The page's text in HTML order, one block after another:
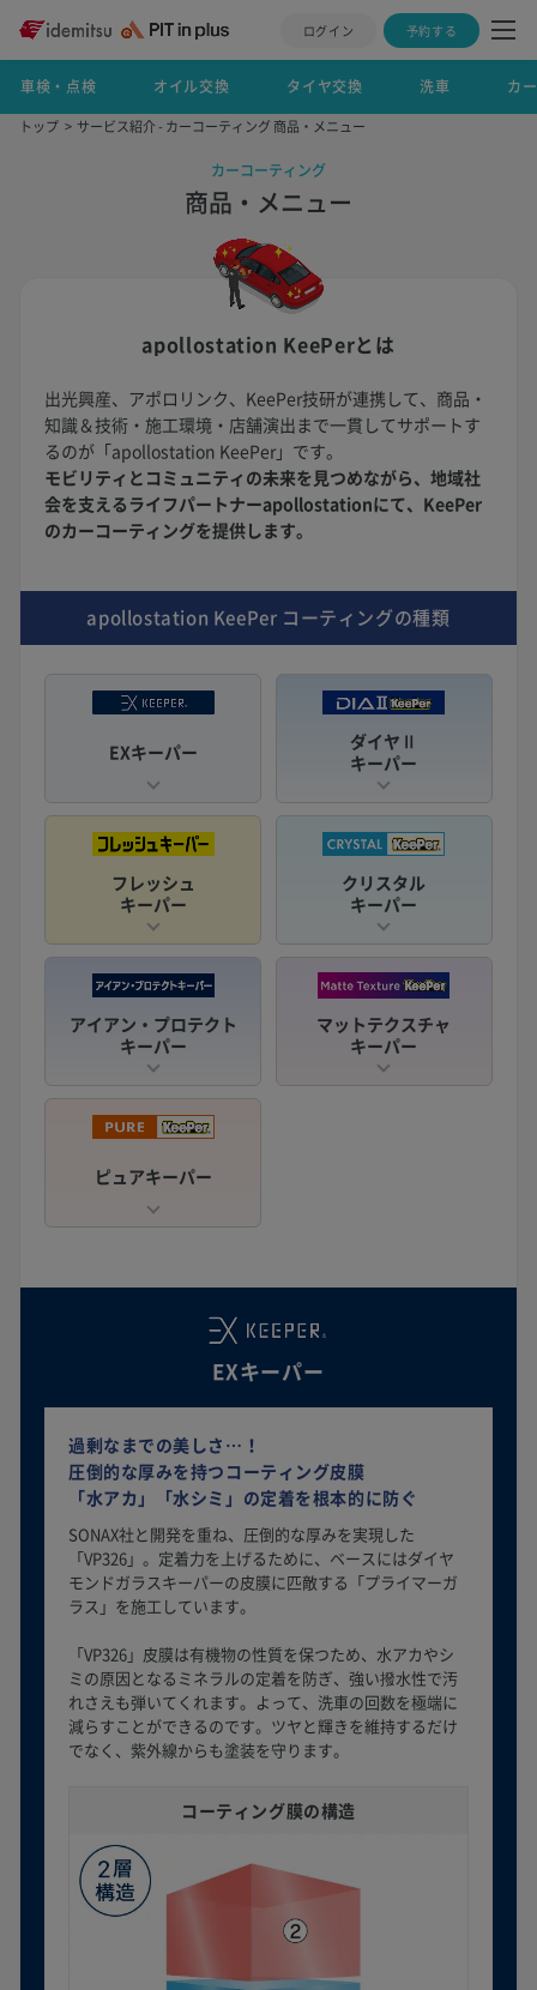
ログイン 予約する
車検・点検 オイル交換 タイヤ交換 洗車 カ
トップ サービス紹介 - カーコーティング 商品・メニュー
カーコーティング
商品・メニュー
apollostation KeePerとは
出光興産、アポロリンク、KeePer技研が連携して、商品・
知識＆技術・施工環境・店舗演出まで一貫してサポートす
るのが「apollostation KeePer」です。
モビリティとコミュニティの未来を見つめながら、地域社
会を支えるライフパートナーapollostationにて、KeePer
のカーコーティングを提供します。
apollostation KeePer コーティングの種類
EXキーパー
ダイヤⅡ
キーパー
フレッシュ
キーパー
クリスタル
キーパー
アイアン・プロテクト
キーパー
マットテクスチャ
キーパー
ピュアキーパー
EXキーパー
過剰なまでの美しさ…！
圧倒的な厚みを持つコーティング皮膜
「水アカ」「水シミ」の定着を根本的に防ぐ
SONAX社と開発を重ね、圧倒的な厚みを実現した
「VP326」。定着力を上げるために、ベースにはダイヤ
モンドガラスキーパーの皮膜に匹敵する「プライマーガ
ラス」を施工しています。
「VP326」皮膜は有機物の性質を保つため、水アカやシ
ミの原因となるミネラルの定着を防ぎ、強い撥水性で汚
れさえも弾いてくれます。よって、洗車の回数を極端に
減らすことができるのです。ツヤと輝きを維持するだけ
でなく、紫外線からも塗装を守ります。
コーティング膜の構造